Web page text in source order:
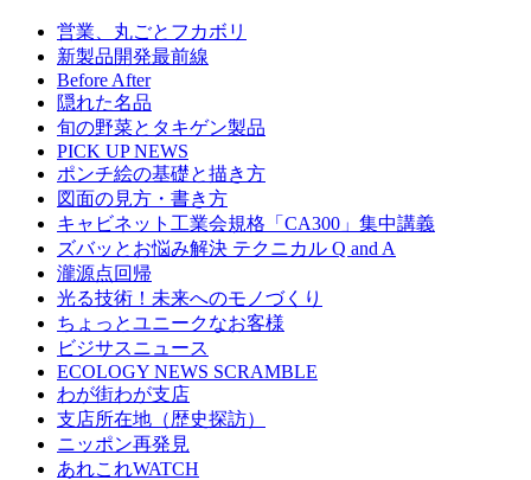
営業、丸ごとフカボリ
新製品開発最前線
Before After
隠れた名品
旬の野菜とタキゲン製品
PICK UP NEWS
ポンチ絵の基礎と描き方
図面の見方・書き方
キャビネット工業会規格「CA300」集中講義
ズバッとお悩み解決 テクニカル Q and A
瀧源点回帰
光る技術！未来へのモノづくり
ちょっとユニークなお客様
ビジサスニュース
ECOLOGY NEWS SCRAMBLE
わが街わが支店
支店所在地（歴史探訪）
ニッポン再発見
あれこれWATCH